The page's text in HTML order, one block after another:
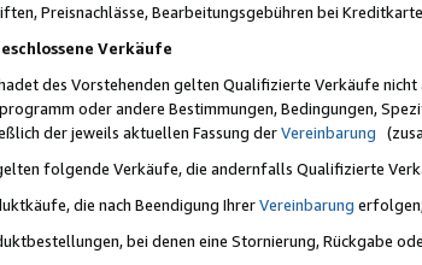
Preisnachlässe, Bearbeitungsgebühren bei
Verkäufe
des Vorstehenden gelten Qualifizierte Verkäufe
oder andere Bestimmungen, Bedingungen,
der jeweils aktuellen Fassung derVereinbarung
folgende Verkäufe, die andernfalls Qualifizierte
die nach Beendigung IhrerVereinbarung erfolgen;
bei denen eine Stornierung, Rückgabe